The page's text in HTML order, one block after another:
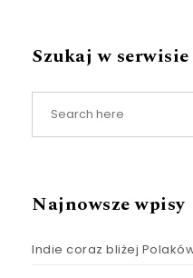
Szukaj w serwisie
Najnowsze wpisy
Indie coraz bliżej